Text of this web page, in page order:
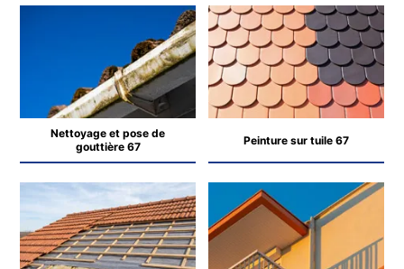
Nettoyage et pose de
gouttière 67
Peinture sur tuile 67